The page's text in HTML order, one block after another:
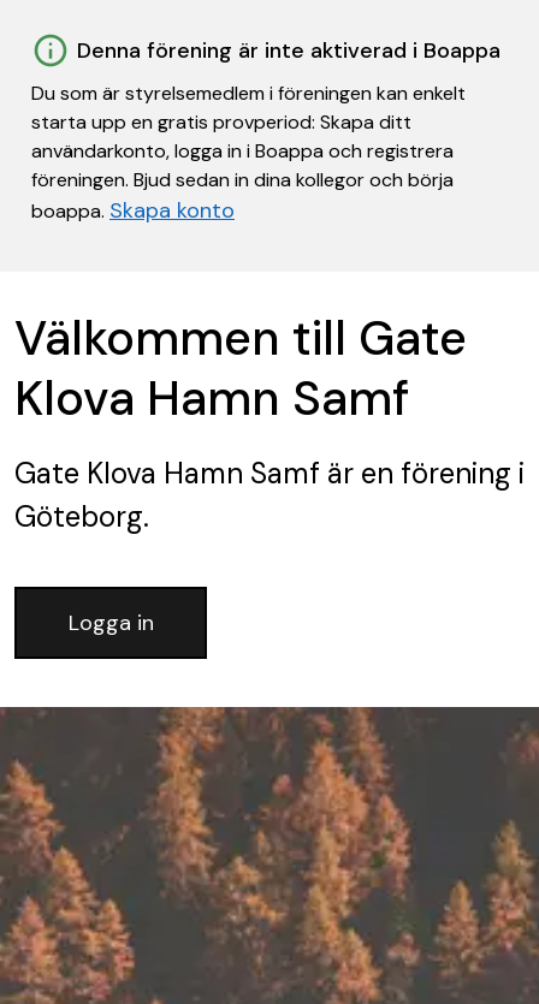
Denna förening är inte aktiverad i Boappa
Du som är styrelsemedlem i föreningen kan enkelt
starta upp en gratis provperiod: Skapa ditt
användarkonto, logga in i Boappa och registrera
föreningen. Bjud sedan in dina kollegor och börja
boappa. Skapa konto
Välkommen till Gate
Klova Hamn Samf
Gate Klova Hamn Samf är en förening i
Göteborg.
Logga in